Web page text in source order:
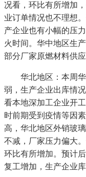
况看，环比有所增加
业订单情况也不理想
产企业也有小幅的压
火时间。华中地区生
部分厂家原燃材料供应
华北地区：本周华
弱，生产企业出库情
看本地深加工企业开
时前期受到疫情等因
高，华北地区外销玻
不减，厂家压力偏大
环比有所增加。预计
复工增加，生产企业